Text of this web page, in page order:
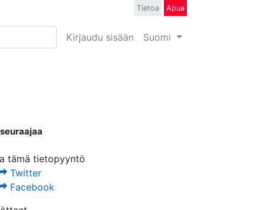
Kirjaudu sisään Suomi
Tietoa Apua
tämä tietopyyntö
Twitter
Facebook